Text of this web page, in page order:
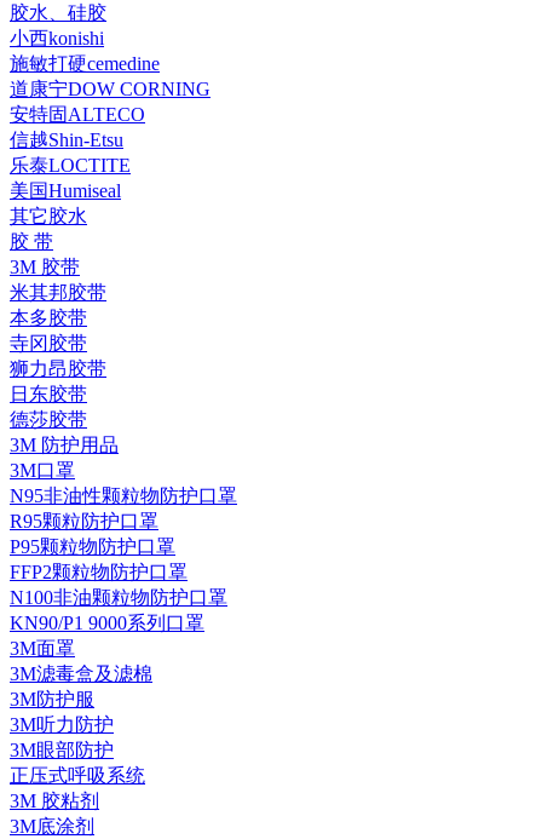
胶水、硅胶
小西konishi
施敏打硬cemedine
道康宁DOW CORNING
安特固ALTECO
信越Shin-Etsu
乐泰LOCTITE
美国Humiseal
其它胶水
胶 带
3M 胶带
米其邦胶带
本多胶带
寺冈胶带
狮力昂胶带
日东胶带
德莎胶带
3M 防护用品
3M口罩
N95非油性颗粒物防护口罩
R95颗粒防护口罩
P95颗粒物防护口罩
FFP2颗粒物防护口罩
N100非油颗粒物防护口罩
KN90/P1 9000系列口罩
3M面罩
3M滤毒盒及滤棉
3M防护服
3M听力防护
3M眼部防护
正压式呼吸系统
3M 胶粘剂
3M底涂剂